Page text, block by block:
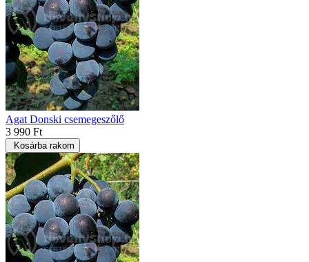
Agat Donski csemegeszőlő
3 990 Ft
Kosárba rakom